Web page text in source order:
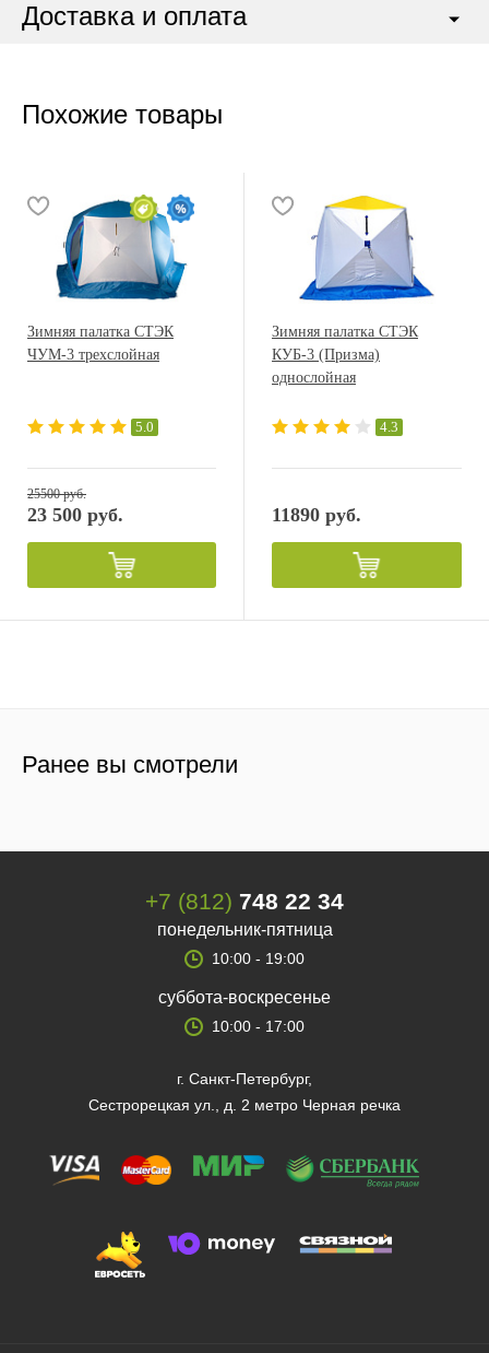
Доставка и оплата
Похожие товары
Зимняя палатка СТЭК
ЧУМ-3 трехслойная
5.0
25500 руб.
23 500 руб.
Зимняя палатка СТЭК
КУБ-3 (Призма)
однослойная
4.3
11890 руб.
Ранее вы смотрели
+7 (812) 748 22 34
понедельник-пятница
10:00 - 19:00
суббота-воскресенье
10:00 - 17:00
г. Санкт-Петербург,
Сестрорецкая ул., д. 2 метро Черная речка